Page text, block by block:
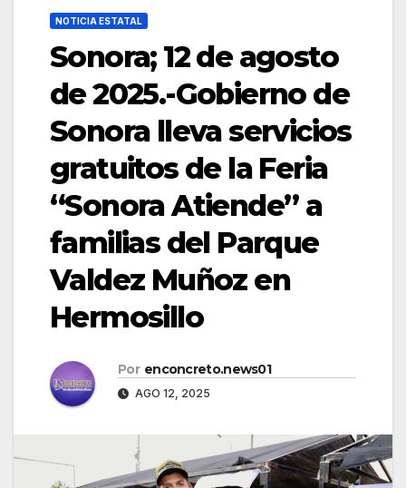
NOTICIA ESTATAL
Sonora; 12 de agosto
de 2025.-Gobierno de
Sonora lleva servicios
gratuitos de la Feria
“Sonora Atiende” a
familias del Parque
Valdez Muñoz en
Hermosillo
Por enconcreto.news01
AGO 12, 2025